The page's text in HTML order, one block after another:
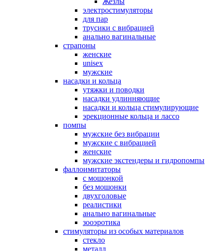
электростимуляторы
для пар
трусики с вибрацией
анально вагинальные
страпоны
женские
unisex
мужские
насадки и кольца
утяжки и поводки
насадки удлинняющие
насадки и кольца стимулирующие
эрекционные кольца и лассо
помпы
мужские без вибрации
мужские с вибрацией
женские
мужские экстендеры и гидропомпы
фаллоимитаторы
с мошонкой
без мошонки
двухголовые
реалистики
анально вагинальные
зооэротика
стимуляторы из особых материалов
стекло
металл